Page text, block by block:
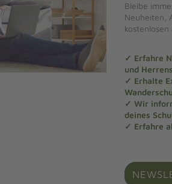
Bleibe
Neuheiten,
kostenlosen
✓ Erfahre
und
✓ Erhalte
✓ Wir
deines
✓ Erfahre